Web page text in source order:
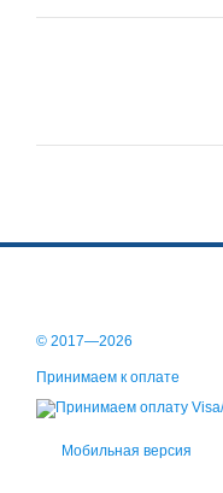
© 2017—2026
Принимаем к оплате
Мобильная версия